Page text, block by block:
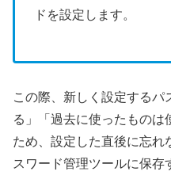
ドを設定します。
この際、新しく設定する
る」「過去に使ったものは
ため、設定した直後に忘れ
スワード管理ツールに保存